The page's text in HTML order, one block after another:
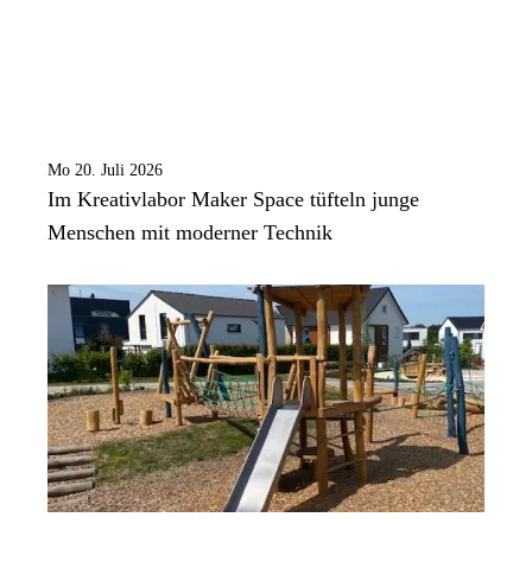
Mo 20. Juli 2026
Im Kreativlabor Maker Space tüfteln junge
Menschen mit moderner Technik